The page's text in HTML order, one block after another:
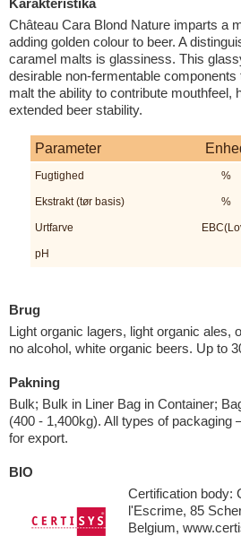
Château Cara Blond Nature imparts a
adding golden colour to beer. A
caramel malts is glassiness. This
desirable non-fermentable
malt the ability to contribute mouthfeel,
extended beer stability.
Parameter
Fugtighed %
Ekstrakt (tør basis) %
Urtfarve
pH
Brug
Light organic lagers, light organic ales,
no alcohol, white organic beers. Up to
Pakning
Bulk; Bulk in Liner Bag in Container;
(400 - 1,400kg). All types of packaging
for export.
BIO
Certification body:
l'Escrime, 85
Belgium,